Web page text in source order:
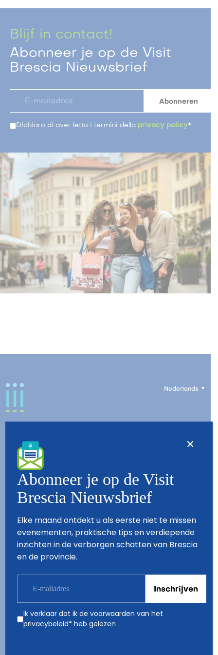
Blijf in contact!
Abonneer je op de Visit
Brescia Nieuwsbrief
DIchiaro di aver letto i termini della privacy policy*
Nederlands
Onder toezicht en coördinatie van de Kamer van Koophandel van
Brescia
Via Luigi Einaudi, 23
25121 - Brescia
Tel. +39 030 3725403
info@visitbrescia.it
Privacy & Cookie Policy Werk advertentie tracking-instellingen bij
Stay/Live in Brescia
Abonneer je op de Visit
Brescia Nieuwsbrief
Elke maand ontdekt u als eerste niet te missen
evenementen, praktische tips en verdiepende
inzichten in de verborgen schatten van Brescia
en de provincie.
Ik verklaar dat ik de voorwaarden van het
privacybeleid* heb gelezen